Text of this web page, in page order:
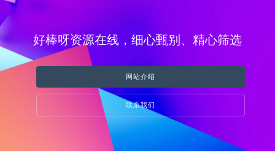
好棒呀资源在线，细心甄别、精心筛选
网站介绍
联系我们